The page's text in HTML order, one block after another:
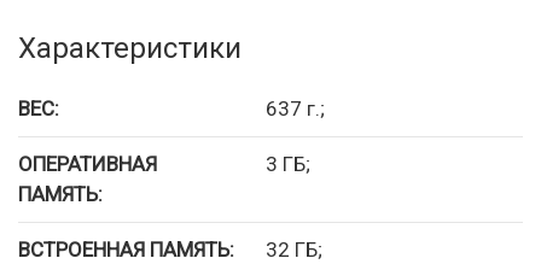
Характеристики
ВЕС: 637 г.;
ОПЕРАТИВНАЯ
ПАМЯТЬ:
3 ГБ;
ВСТРОЕННАЯ ПАМЯТЬ: 32 ГБ;